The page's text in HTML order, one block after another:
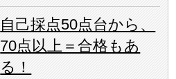
自己採点50点台から、
70点以上＝合格もあ
る！